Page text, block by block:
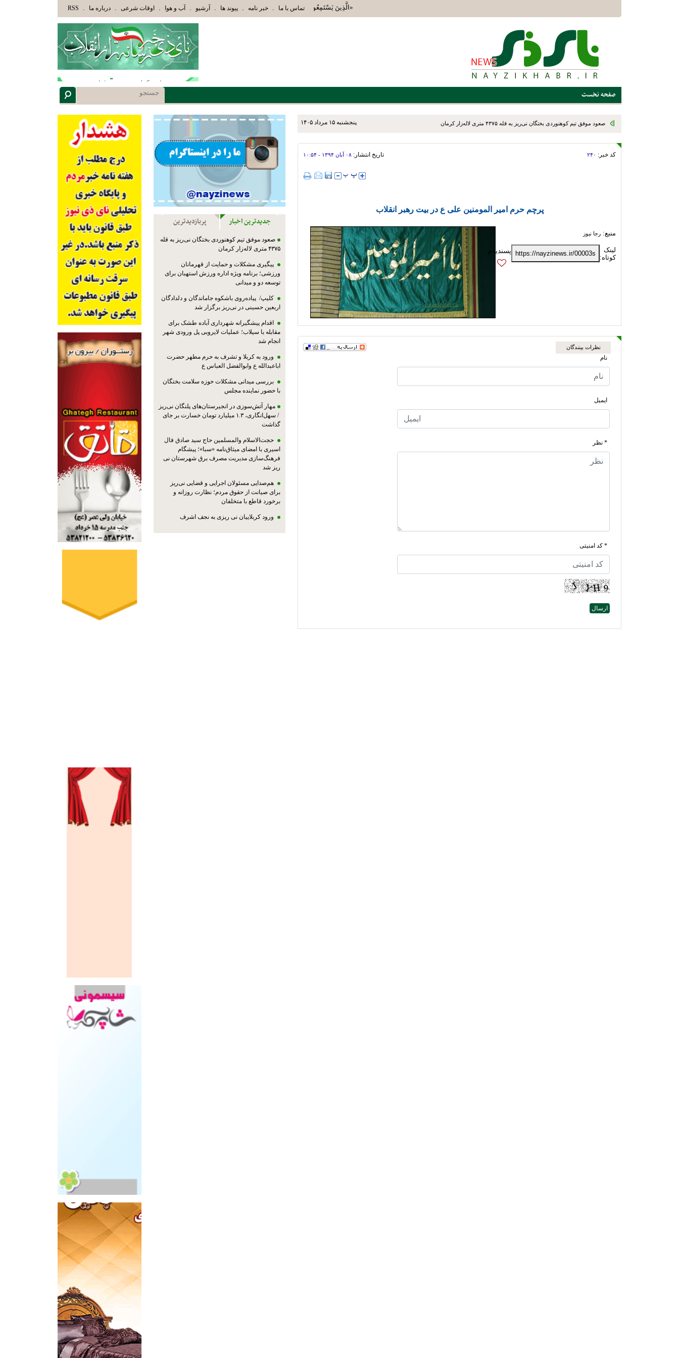
«الَّذِينَ يَسْتَمِعُونَ الْقَوْلَ فَيَتَّبِعُونَ أَحْسَنَهُ أُوْلَئِكَ الَّذِينَ هَدَاهُمُ اللَّهُ وَأُوْلَئِكَ هُمْ أُوْلُوا الْأَلْبَابِ» عاقلان هدایت یافته،حرفها را میشنوند و سپس
تماس با ما . خبر نامه . پیوند ها . آرشیو . آب و هوا . اوقات شرعی . درباره ما .
RSS
صفحه نخست
پنجشنبه ۱۵ مرداد ۱۴۰۵ صعود موفق تیم کوهنوردی بختگان نی‌ریز به قله ۴۳۷۵ متری لاله‌زار کرمان
کد خبر: ۲۴۰ تاریخ انتشار: ۰۸ آبان ۱۳۹۴ - ۱۰:۵۴
پرچم حرم امیر المومنین علی ع در بیت رهبر انقلاب
منبع: رجا نیوز
لینک
کوتاه:
https://nayzinews.ir/00003s
نظرات بینندگان
نام
ایمیل
* نظر
* کد امنیتی
جدیدترین اخبار پربازدیدترین
صعود موفق تیم کوهنوردی بختگان نی‌ریز به قله
۴۳۷۵ متری لاله‌زار کرمان
پیگیری مشکلات و حمایت از قهرمانان
ورزشی؛ برنامه ویژه اداره ورزش استهبان برای
توسعه دو و میدانی
کلیپ/ پیاده‌روی باشکوه جاماندگان و دلدادگان
اربعین حسینی در نی‌ریز برگزار شد
اقدام پیشگیرانه شهرداری آباده طشک برای
مقابله با سیلاب؛ عملیات لایروبی پل ورودی شهر
انجام شد
ورود به کربلا و تشرف به حرم مطهر حضرت
اباعبدالله ع وابوالفضل العباس ع
بررسی میدانی مشکلات حوزه سلامت بختگان
با حضور نماینده مجلس
مهار آتش‌سوزی در انجیرستان‌های پلنگان نی‌ریز
/ سهل‌انگاری، ۱.۳ میلیارد تومان خسارت بر جای
گذاشت
حجت‌الاسلام والمسلمین حاج سید صادق فال
اسیری با امضای میثاق‌نامه «سبا»؛ پیشگام
فرهنگ‌سازی مدیریت مصرف برق شهرستان نی
ریز شد
هم‌صدایی مسئولان اجرایی و قضایی نی‌ریز
برای صیانت از حقوق مردم؛ نظارت روزانه و
برخورد قاطع با متخلفان
ورود کربلاییان نی ریزی به نجف اشرف